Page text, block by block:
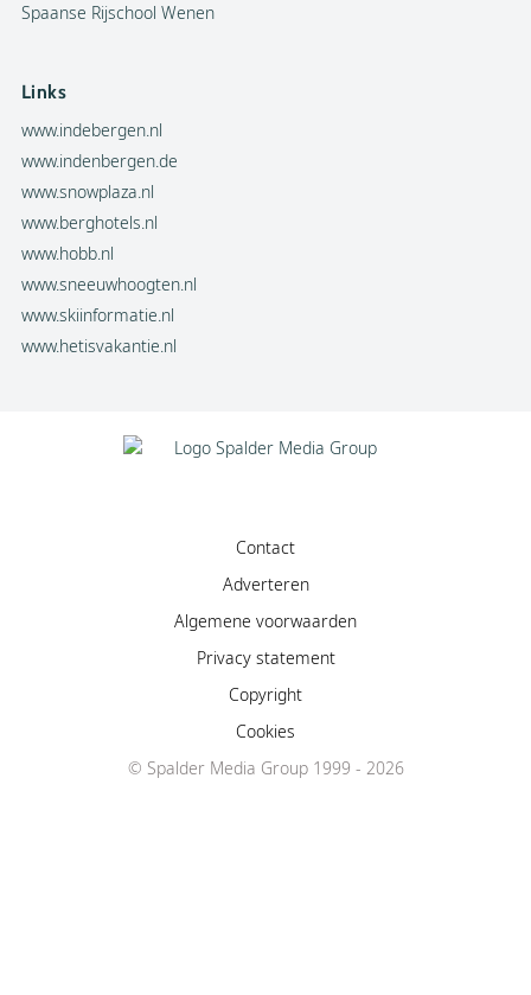
Spaanse Rijschool Wenen
Links
www.indebergen.nl
www.indenbergen.de
www.snowplaza.nl
www.berghotels.nl
www.hobb.nl
www.sneeuwhoogten.nl
www.skiinformatie.nl
www.hetisvakantie.nl
Contact
Adverteren
Algemene voorwaarden
Privacy statement
Copyright
Cookies
© Spalder Media Group 1999 - 2026